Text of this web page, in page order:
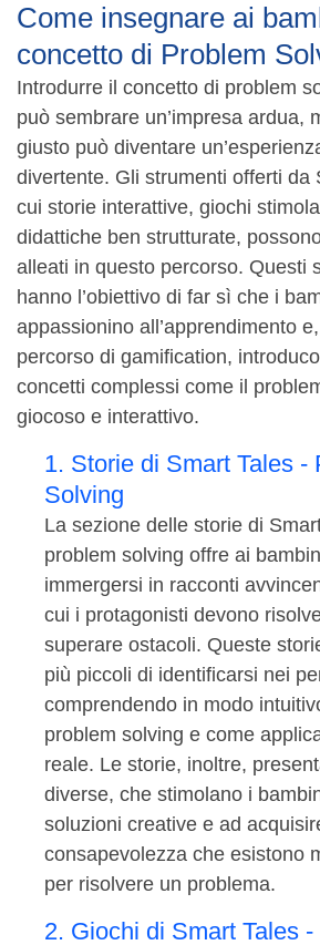
Come insegnare ai
concetto di Problem
Introdurre il concetto di problem
può sembrare un’impresa ardua,
giusto può diventare
divertente. Gli strumenti offerti da
cui storie interattive, giochi
didattiche ben strutturate,
alleati in questo percorso. Questi
hanno l’obiettivo di far sì che i
appassionino all’apprendimento
percorso di gamification,
concetti complessi come il
giocoso e interattivo.
1. Storie di Smart Tales -
Solving
La sezione delle storie di
problem solving offre ai
immergersi in racconti
cui i protagonisti devono
superare ostacoli. Queste
più piccoli di identificarsi nei
comprendendo in modo
problem solving e come
reale. Le storie, inoltre,
diverse, che stimolano i
soluzioni creative e ad
consapevolezza che esistono
per risolvere un problema.
2. Giochi di Smart Tales